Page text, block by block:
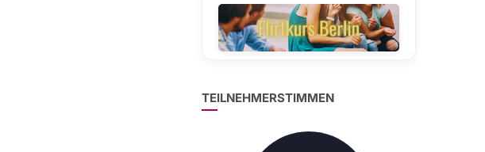
TEILNEHMERSTIMMEN